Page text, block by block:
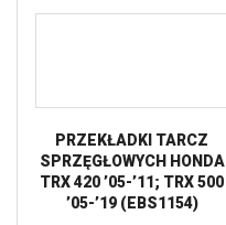
PRZEKŁADKI TARCZ
SPRZĘGŁOWYCH HONDA
TRX 420 ’05-’11; TRX 500
’05-’19 (EBS1154)